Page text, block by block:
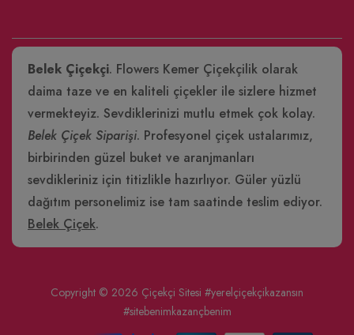
Belek Çiçekçi. Flowers Kemer Çiçekçilik olarak
daima taze ve en kaliteli çiçekler ile sizlere hizmet
vermekteyiz. Sevdiklerinizi mutlu etmek çok kolay.
Belek Çiçek Siparişi. Profesyonel çiçek ustalarımız,
birbirinden güzel buket ve aranjmanları
sevdikleriniz için titizlikle hazırlıyor. Güler yüzlü
dağıtım personelimiz ise tam saatinde teslim ediyor.
Belek Çiçek.
Copyright © 2026 Çiçekçi Sitesi #yerelçiçekçikazansın
#sitebenimkazançbenim